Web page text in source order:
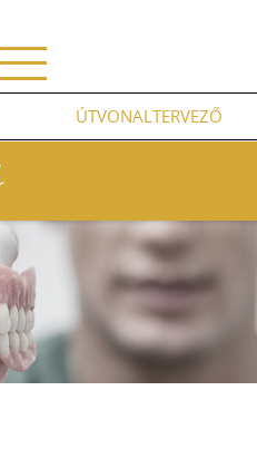
ÚTVONALTERVEZŐ